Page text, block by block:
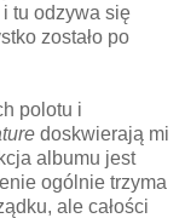
tu odzywa się
zostało po
polotu i
doskwierają mi
albumu jest
ogólnie trzyma
ale całości